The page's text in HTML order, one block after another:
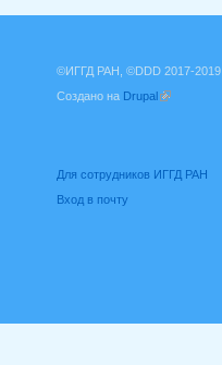
©ИГГД РАН, ©DDD 2017-2019
Создано на Drupal
Для сотрудников ИГГД РАН
Вход в почту